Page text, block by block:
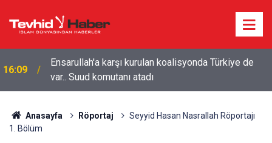
16:09
Ensarullah'a karşı kurulan koalisyonda Türkiye de
var.. Suud komutanı atadı
Anasayfa Röportaj
Seyyid Hasan Nasrallah Röportajı
1. Bölüm